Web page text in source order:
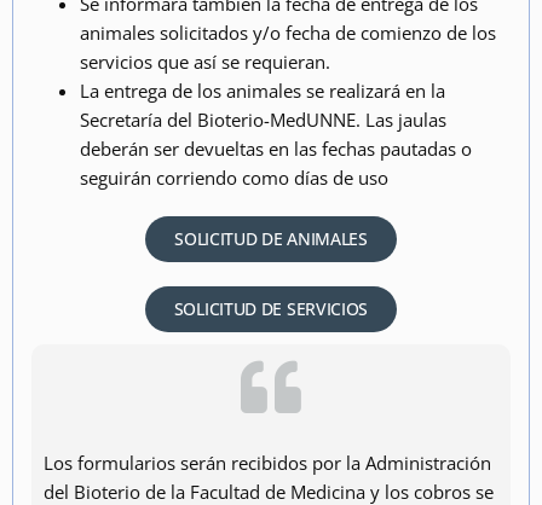
animales solicitados y/o fecha de comienzo de los
servicios que así se requieran.
La entrega de los animales se realizará en la
Secretaría del Bioterio-MedUNNE. Las jaulas
deberán ser devueltas en las fechas pautadas o
seguirán corriendo como días de uso
SOLICITUD DE ANIMALES
SOLICITUD DE SERVICIOS
Los formularios serán recibidos por la Administración
del Bioterio de la Facultad de Medicina y los cobros se